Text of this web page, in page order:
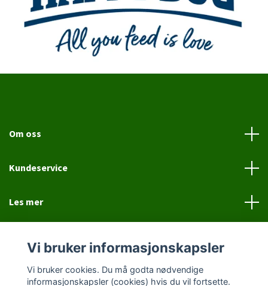
Om oss
Kundeservice
Les mer
Vi bruker informasjonskapsler
Vi bruker cookies. Du må godta nødvendige
informasjonskapsler (cookies) hvis du vil fortsette.